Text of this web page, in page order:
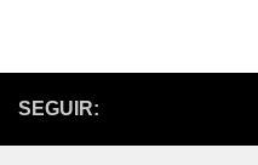
SEGUIR: